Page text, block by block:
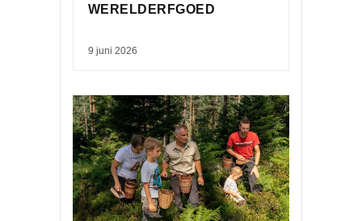
WERELDERFGOED
9 juni 2026